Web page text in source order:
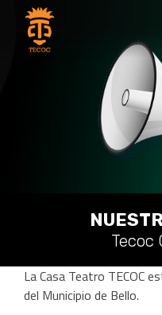
Tecoc
La Casa Teatro TECOC
del Municipio de Bello.